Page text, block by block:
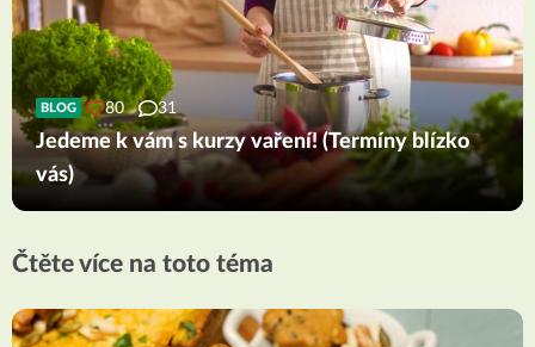
BLOG 80 31
Jedeme k vám s kurzy vaření! (Termíny blízko
vás)
Čtěte více na toto téma